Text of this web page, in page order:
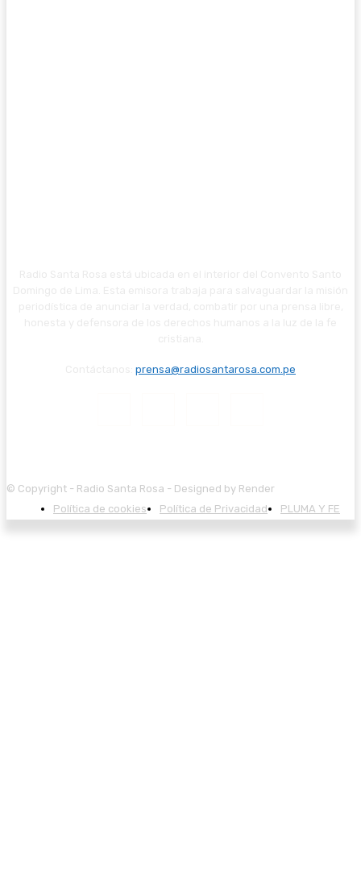
prensa@radiosantarosa.com.pe
© Copyright - Radio Santa Rosa - Designed by Render
Política de cookies
Política de Privacidad PLUMA Y FE